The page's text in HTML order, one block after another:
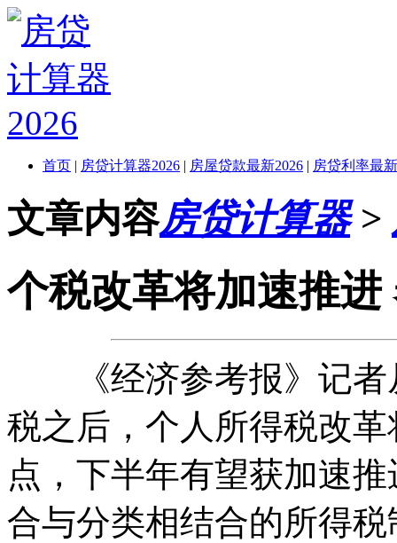
首页 | 房贷计算器2026 | 房屋贷款最新2026 | 房贷利率最
文章内容房贷计算器>
个税改革将加速推
《经济参考报》记者
税之后，个人所得税改
点，下半年有望获加速
合与分类相结合的所得